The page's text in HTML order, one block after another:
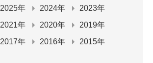
2025年 2024年
2023年
2021年 2020年
2019年
2017年 2016年
2015年